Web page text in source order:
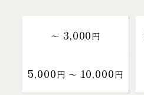
～ 3,000円
5,000円 〜 10,000円